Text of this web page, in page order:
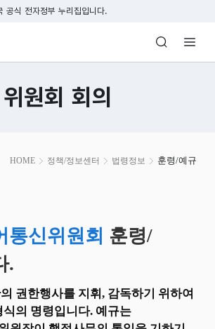
본문 바로가기
공식 전자정부 누리집입니다.
통신위원회 Korea Media
위원회 회의
HOME 정책/정보센터 법령정보 훈령/예규
통신위원회 훈령/
.
권한행사를 지휘, 감독하기 위하여
의 명령입니다. 예규는